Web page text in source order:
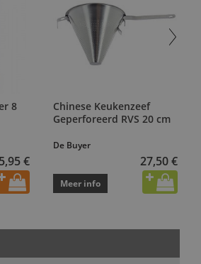
8
5,95 €
Chinese Keukenzeef
Geperforeerd RVS 20 cm
De Buyer
27,50 €
Meer info